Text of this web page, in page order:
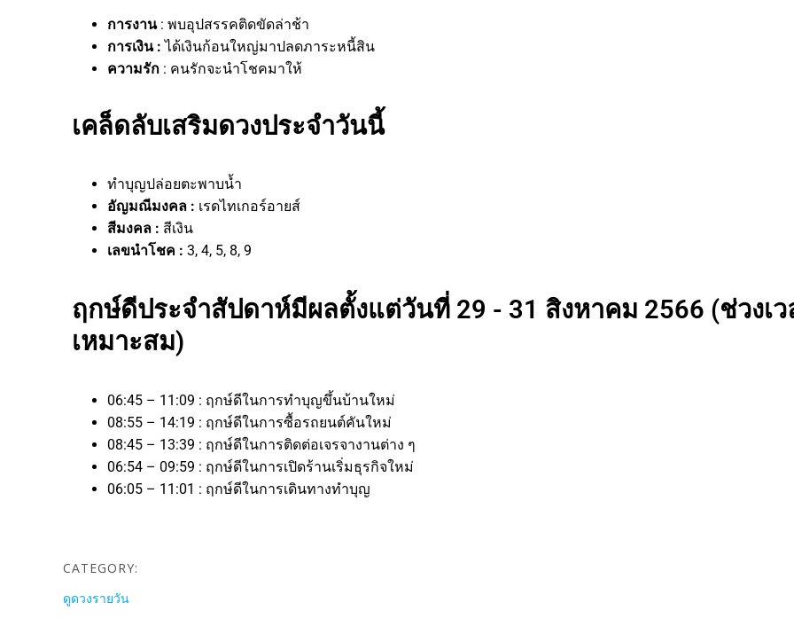
การงาน : พบอุปสรรคติดขัดล่าช้า
การเงิน : ได้เงินก้อนใหญ่มาปลดภาระหนี้สิน
ความรัก : คนรักจะนำโชคมาให้
เคล็ดลับเสริมดวงประจำวันนี้
ทำบุญปล่อยตะพาบน้ำ
อัญมณีมงคล : เรดไทเกอร์อายส์
สีมงคล : สีเงิน
เลขนำโชค : 3, 4, 5, 8, 9
ฤกษ์ดีประจำสัปดาห์มีผลตั้งแต่วันที่ 29 - 31 สิงหาคม 2566 (ช่วงเ
เหมาะสม)
06:45 – 11:09 : ฤกษ์ดีในการทำบุญขึ้นบ้านใหม่
08:55 – 14:19 : ฤกษ์ดีในการซื้อรถยนต์คันใหม่
08:45 – 13:39 : ฤกษ์ดีในการติดต่อเจรจางานต่าง ๆ
06:54 – 09:59 : ฤกษ์ดีในการเปิดร้านเริ่มธุรกิจใหม่
06:05 – 11:01 : ฤกษ์ดีในการเดินทางทำบุญ
CATEGORY:
ดูดวงรายวัน